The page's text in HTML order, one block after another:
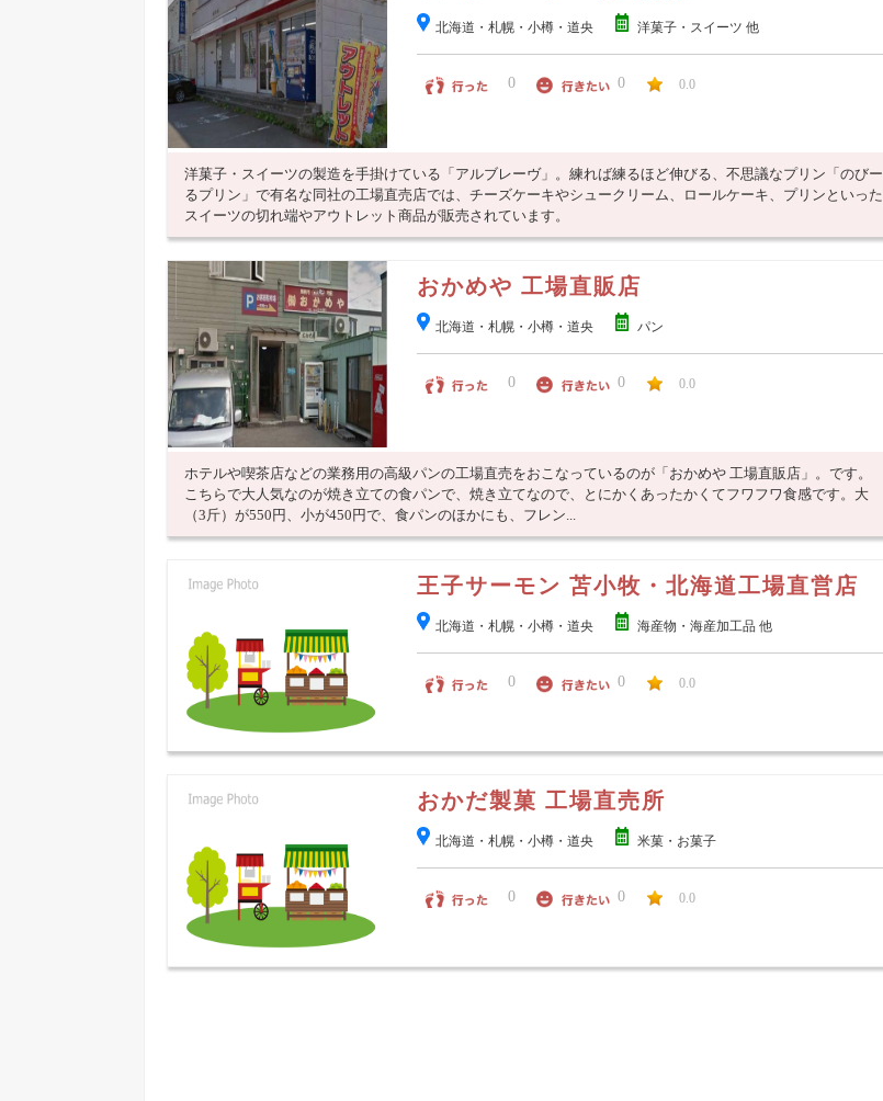
北海道・札幌・小樽・道央 洋菓子・スイーツ 他
0 0 0.0
洋菓子・スイーツの製造を手掛けている「アルブレーヴ」。練れば練るほど伸びる、不思議なプリン「のびー
るプリン」で有名な同社の工場直売店では、チーズケーキやシュークリーム、ロールケーキ、プリンといった
スイーツの切れ端やアウトレット商品が販売されています。
おかめや 工場直販店
北海道・札幌・小樽・道央 パン
0 0 0.0
ホテルや喫茶店などの業務用の高級パンの工場直売をおこなっているのが「おかめや 工場直販店」。です。
こちらで大人気なのが焼き立ての食パンで、焼き立てなので、とにかくあったかくてフワフワ食感です。大
（3斤）が550円、小が450円で、食パンのほかにも、フレン...
王子サーモン 苫小牧・北海道工場直営店
北海道・札幌・小樽・道央 海産物・海産加工品 他
0 0 0.0
おかだ製菓 工場直売所
北海道・札幌・小樽・道央 米菓・お菓子
0 0 0.0